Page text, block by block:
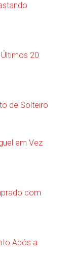
20
de Solteiro
em Vez
com
Após a